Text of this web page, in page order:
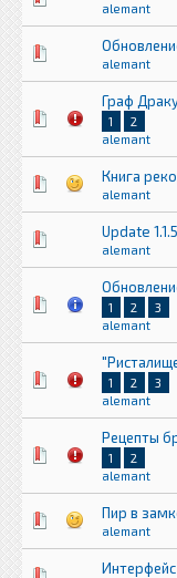
alemant
alemant
Граф
1
2
alemant
Книга
alemant
Update
alemant
1 2
3
alemant
1 2
3
alemant
Рецепты
1
2
alemant
Пир в
alemant
Интерфейс